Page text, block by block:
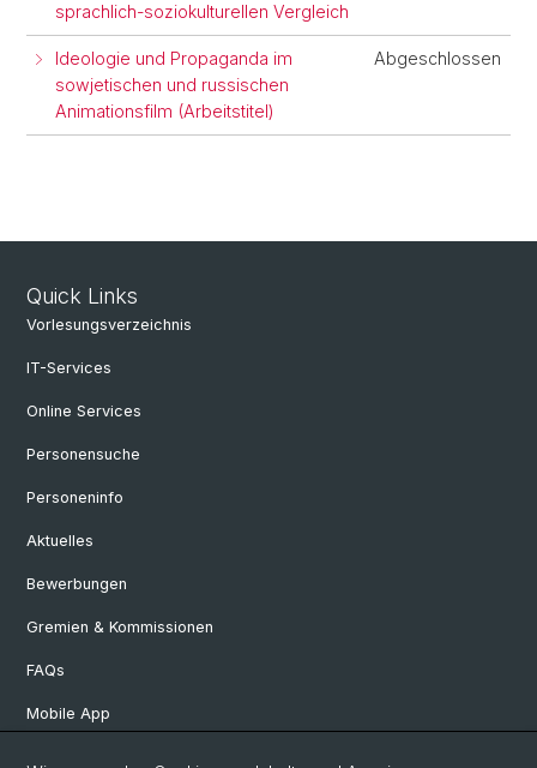
sprachlich-soziokulturellen Vergleich
Ideologie und Propaganda im
sowjetischen und russischen
Animationsfilm (Arbeitstitel)
Abgeschlossen
Quick Links
Vorlesungsverzeichnis
IT-Services
Online Services
Personensuche
Personeninfo
Aktuelles
Bewerbungen
Gremien & Kommissionen
FAQs
Mobile App